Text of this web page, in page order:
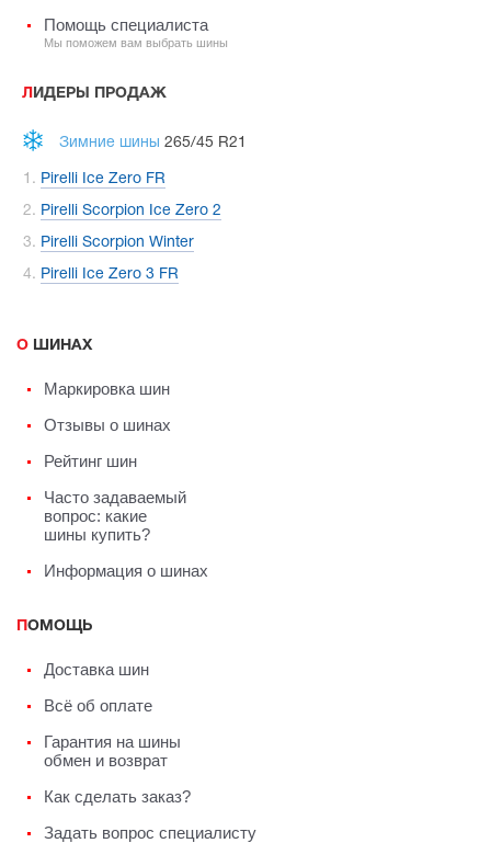
Помощь специалиста
Мы поможем вам выбрать шины
ЛИДЕРЫ ПРОДАЖ
Зимние шины 265/45 R21
Pirelli Ice Zero FR
Pirelli Scorpion Ice Zero 2
Pirelli Scorpion Winter
Pirelli Ice Zero 3 FR
О ШИНАХ
Маркировка шин
Отзывы о шинах
Рейтинг шин
Часто задаваемый
вопрос: какие
шины купить?
Информация о шинах
ПОМОЩЬ
Доставка шин
Всё об оплате
Гарантия на шины
обмен и возврат
Как сделать заказ?
Задать вопрос специалисту